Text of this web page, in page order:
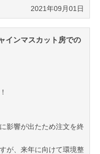
2021年09月01日
インマスカット房での
影響が出たため注文を終
が、来年に向けて環境整